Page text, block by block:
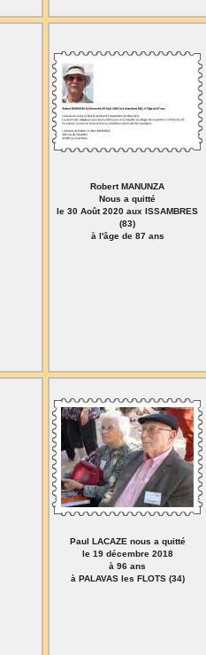
Robert MANUNZA
Nous a quitté
le 30 Août 2020 aux ISSAMBRES
(83)
à l'âge de 87 ans
Paul LACAZE nous a quitté
le 19 décembre 2018
à 96 ans
à PALAVAS les FLOTS (34)